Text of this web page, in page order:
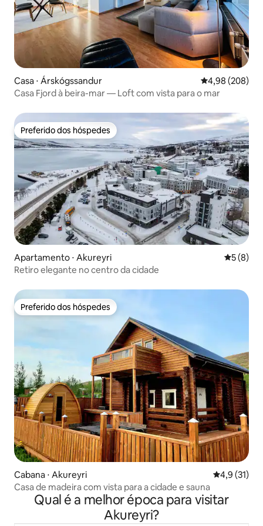
Casa ⋅ Árskógssandur 4,98 de uma
4,98 (208)
Casa Fjord à beira-mar — Loft com vista para o mar
Preferido dos hóspedes
Preferido dos hóspedes
Apartamento ⋅ Akureyri 5 de
5 (8)
Retiro elegante no centro da cidade
Preferido dos hóspedes
Preferido dos hóspedes
Cabana ⋅ Akureyri 4,9 de uma
4,9 (31)
Casa de madeira com vista para a cidade e sauna
Qual é a melhor época para visitar
Akureyri?